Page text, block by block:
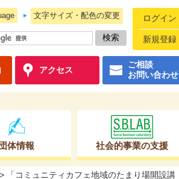
文字サイズ・配色の変更 ログイン
新規登録
アクセス
ご相談
お問い合わせ
団体情報 社会的事業の支援
> 「コミュニティカフェ地域のたまり場開設講